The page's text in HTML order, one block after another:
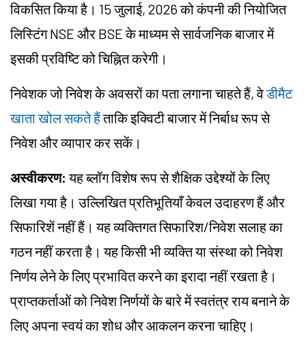
विकसित किया है। 15 जुलाई, 2026 को कंपनी की नियोजित
लिस्टिंग NSE और BSE के माध्यम से सार्वजनिक बाजार में
इसकी प्रविष्टि को चिह्नित करेगी।
निवेशक जो निवेश के अवसरों का पता लगाना चाहते हैं, वेडीमैट
खाता खोल सकते हैंताकि इक्विटी बाजार में निर्बाध रूप से
निवेश और व्यापार कर सकें।
अस्वीकरण: यह ब्लॉग विशेष रूप से शैक्षिक उद्देश्यों के लिए
लिखा गया है। उल्लिखित प्रतिभूतियाँ केवल उदाहरण हैं और
सिफारिशें नहीं हैं। यह व्यक्तिगत सिफारिश/निवेश सलाह का
गठन नहीं करता है। यह किसी भी व्यक्ति या संस्था को निवेश
निर्णय लेने के लिए प्रभावित करने का इरादा नहीं रखता है।
प्राप्तकर्ताओं को निवेश निर्णयों के बारे में स्वतंत्र राय बनाने के
लिए अपना स्वयं का शोध और आकलन करना चाहिए।